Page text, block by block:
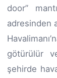
door”
adresinden
götürülür
şehirde